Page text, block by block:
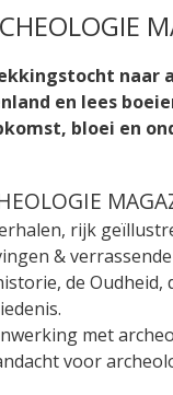
naar
en lees
bloei en
rijk
&
de Oudheid,
met
voor